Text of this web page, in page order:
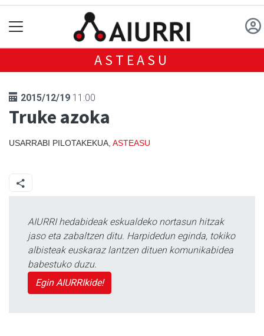
ASTEASU
2015/12/19 11:00
Truke azoka
USARRABI PILOTAKEKUA, ASTEASU
AIURRI hedabideak eskualdeko nortasun hitzak
jaso eta zabaltzen ditu. Harpidedun eginda, tokiko
albisteak euskaraz lantzen dituen komunikabidea
babestuko duzu.
Egin AIURRIkide!